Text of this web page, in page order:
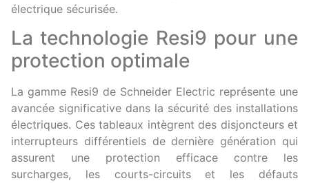
électrique sécurisée.
La technologie Resi9 pour une
protection optimale
La gamme Resi9 de Schneider Electric représente une
avancée significative dans la sécurité des installations
électriques. Ces tableaux intègrent des disjoncteurs et
interrupteurs différentiels de dernière génération qui
assurent une protection efficace contre les
surcharges, les courts-circuits et les défauts